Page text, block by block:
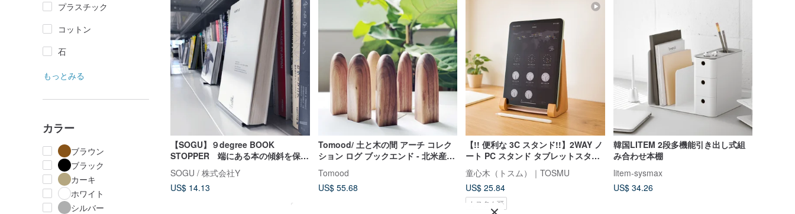
プラスチック
コットン
石
もっとみる
カラー
ブラウン
ブラック
カーキ
ホワイト
シルバー
【SOGU】９degree BOOK
STOPPER 端にある本の傾斜を保つ
本立ての新しいカタチ
SOGU / 株式会社Y
US$ 14.13
Tomood/ 土と木の間 アーチ コレク
ション ログ ブックエンド - 北米産ウ
ォールナット
Tomood
US$ 55.68
【!! 便利な 3C スタンド!!】2WAY ノ
ート PC スタンド タブレットスタン
ド ブックスタンド 総無垢材 卒業祝
い オフィス
童心木（トスム）｜TOSMU
US$ 25.84
カスタム可
韓国LITEM 2段多機能引き出し式組
み合わせ本棚
litem-sysmax
US$ 34.26